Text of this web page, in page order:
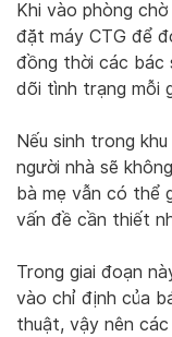
Khi vào phòng
đặt máy CTG để
đồng thời các bác
dõi tình trạng mỗi
Nếu sinh trong
người nhà sẽ
bà mẹ vẫn có thể
vấn đề cần thiết
Trong giai đoạn
vào chỉ định của
thuật, vậy nên